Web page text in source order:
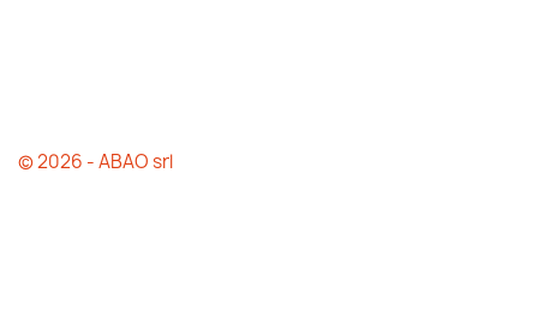
© 2026 - ABAO srl